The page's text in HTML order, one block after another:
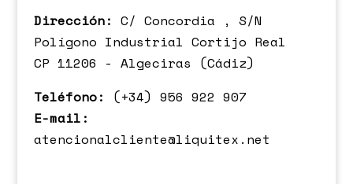
Dirección: C/ Concordia , S/N
Polígono Industrial Cortijo Real
CP 11206 - Algeciras (Cádiz)
Teléfono:
(+34) 956 922 907
E-mail:
atencionalcliente@liquitex.net